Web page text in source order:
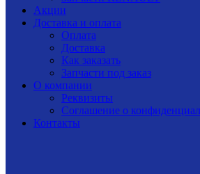
Акции
Доставка и оплата
Оплата
Доставка
Как заказать
Запчасти под заказ
О компании
Реквизиты
Соглашение о
Контакты